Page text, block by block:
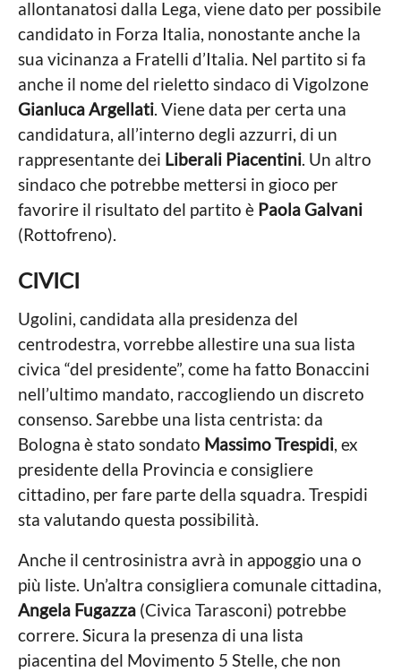
allontanatosi dalla Lega, viene dato per possibile
candidato in Forza Italia, nonostante anche la
sua vicinanza a Fratelli d’Italia. Nel partito si fa
anche il nome del rieletto sindaco di Vigolzone
Gianluca Argellati. Viene data per certa una
candidatura, all’interno degli azzurri, di un
rappresentante dei Liberali Piacentini. Un altro
sindaco che potrebbe mettersi in gioco per
favorire il risultato del partito è Paola Galvani
(Rottofreno).
CIVICI
Ugolini, candidata alla presidenza del
centrodestra, vorrebbe allestire una sua lista
civica “del presidente”, come ha fatto Bonaccini
nell’ultimo mandato, raccogliendo un discreto
consenso. Sarebbe una lista centrista: da
Bologna è stato sondato Massimo Trespidi, ex
presidente della Provincia e consigliere
cittadino, per fare parte della squadra. Trespidi
sta valutando questa possibilità.
Anche il centrosinistra avrà in appoggio una o
più liste. Un’altra consigliera comunale cittadina,
Angela Fugazza (Civica Tarasconi) potrebbe
correre. Sicura la presenza di una lista
piacentina del Movimento 5 Stelle, che non